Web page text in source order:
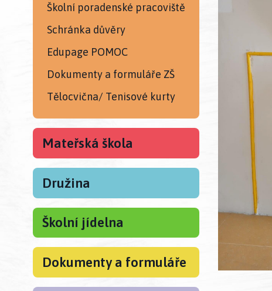
Školní poradenské pracoviště
Schránka důvěry
Edupage POMOC
Dokumenty a formuláře ZŠ
Tělocvična/ Tenisové kurty
Mateřská škola
Družina
Školní jídelna
Dokumenty a formuláře